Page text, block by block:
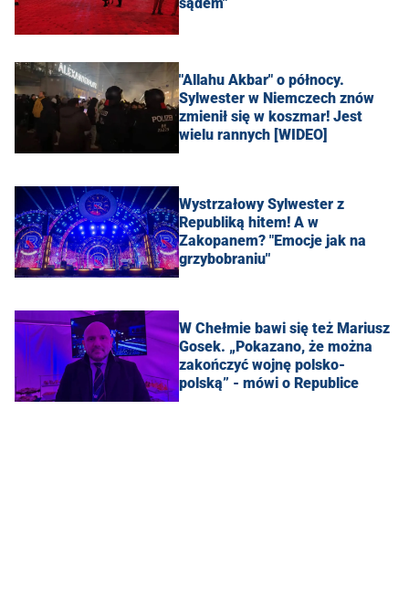
"Allahu Akbar" o północy.
Sylwester w Niemczech znów
zmienił się w koszmar! Jest
wielu rannych [WIDEO]
Wystrzałowy Sylwester z
Republiką hitem! A w
Zakopanem? "Emocje jak na
grzybobraniu"
W Chełmie bawi się też Mariusz
Gosek. „Pokazano, że można
zakończyć wojnę polsko-
polską” - mówi o Republice